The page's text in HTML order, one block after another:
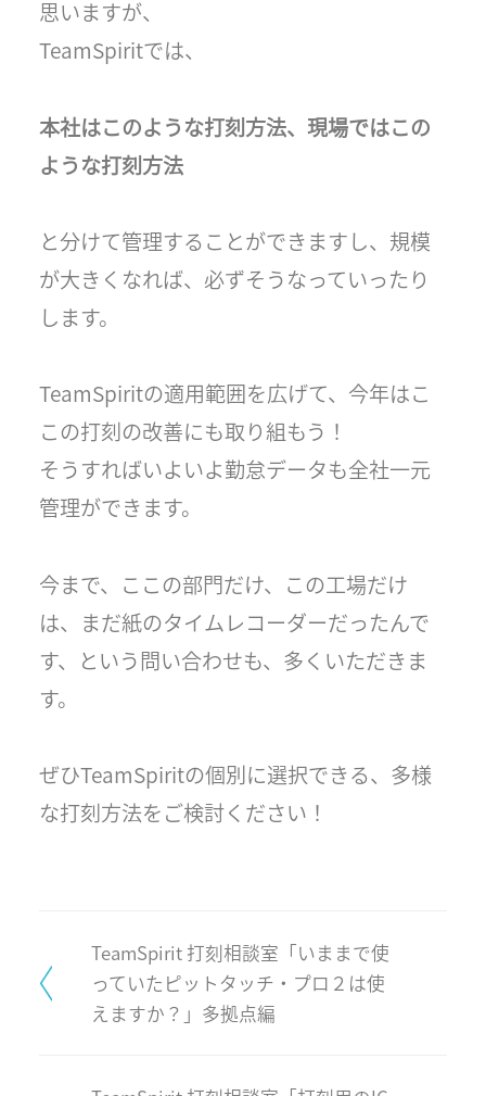
思いますが、
TeamSpiritでは、
本社はこのような打刻方法、現場ではこの
ような打刻方法
と分けて管理することができますし、規模
が大きくなれば、必ずそうなっていったり
します。
TeamSpiritの適用範囲を広げて、今年はこ
この打刻の改善にも取り組もう！
そうすればいよいよ勤怠データも全社一元
管理ができます。
今まで、ここの部門だけ、この工場だけ
は、まだ紙のタイムレコーダーだったんで
す、という問い合わせも、多くいただきま
す。
ぜひTeamSpiritの個別に選択できる、多様
な打刻方法をご検討ください！
TeamSpirit 打刻相談室「いままで使
っていたピットタッチ・プロ２は使
えますか？」多拠点編